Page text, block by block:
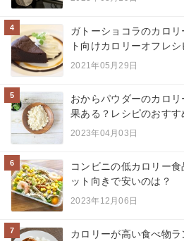
4
ガトーショコラのカロ
ト向けカロリーオフレシ
2021年05月29日
5
おからパウダーのカロ
果ある？レシピのおすす
2023年04月03日
6
コンビニの低カロリー
ット向きで安いのは？
2023年12月06日
7
カロリーが高い食べ物